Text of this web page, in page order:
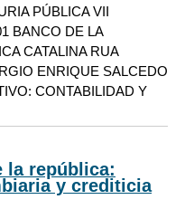
PÚBLICA VII
BANCO DE LA
CATALINA RUA
ENRIQUE SALCEDO
CONTABILIDAD Y
la república:
y crediticia